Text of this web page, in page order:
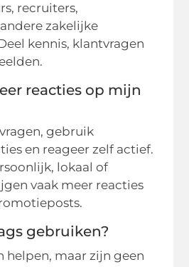
recruiters,
zakelijke
kennis, klantvragen
reacties op mijn
gebruik
en reageer zelf actief.
lokaal of
vaak meer reacties
gebruiken?
helpen, maar zijn geen